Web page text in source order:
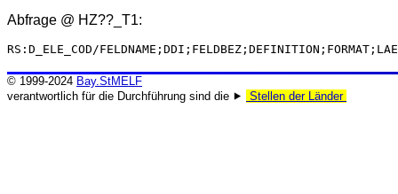
Abfrage @ HZ??_T1:
RS:D_ELE_COD/
© 1999-2024 Bay.StMELF
verantwortlich für die Durchführung sind die ⯈
Stellen der Länder